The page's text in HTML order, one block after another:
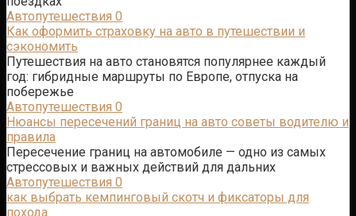
Автопутешествия 0
Как оформить страховку на авто в путешествии и
сэкономить
Путешествия на авто становятся популярнее каждый
год: гибридные маршруты по Европе, отпуска на
побережье
Автопутешествия 0
Нюансы пересечений границ на авто советы водителю и
правила
Пересечение границ на автомобиле — одно из самых
стрессовых и важных действий для дальних
Автопутешествия 0
как выбрать кемпинговый скотч и фиксаторы для
похода